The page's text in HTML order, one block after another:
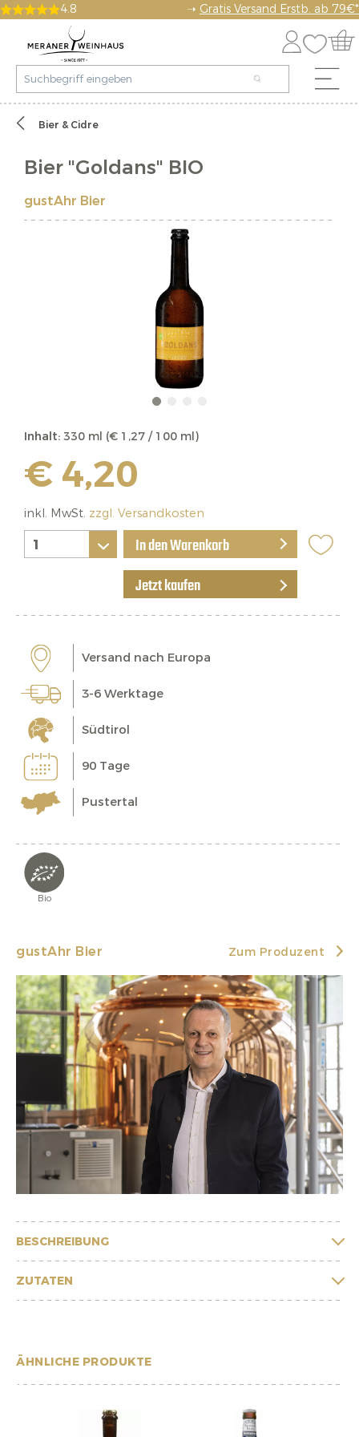
4.8 ➝ Gratis Versand Erstb. ab 79€*
Bier & Cidre
Bier "Goldans" BIO
gustAhr Bier
Inhalt: 330 ml (€ 1,27 / 100 ml)
€ 4,20
inkl. MwSt. zzgl. Versandkosten
In den Warenkorb
Jetzt kaufen
Versand nach Europa
3-6 Werktage
Südtirol
90 Tage
Pustertal
Bio
gustAhr Bier Zum Produzent
BESCHREIBUNG
ZUTATEN
ÄHNLICHE PRODUKTE